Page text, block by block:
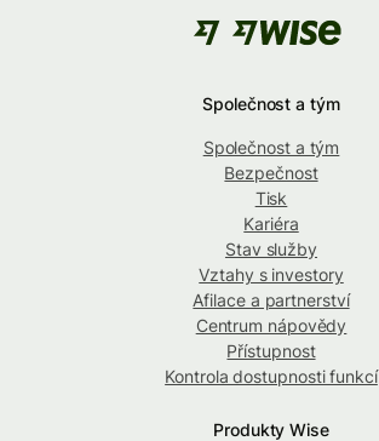
Společnost a tým
Společnost a tým
Bezpečnost
Tisk
Kariéra
Stav služby
Vztahy s investory
Afilace a partnerství
Centrum nápovědy
Přístupnost
Kontrola dostupnosti funkcí
Produkty Wise